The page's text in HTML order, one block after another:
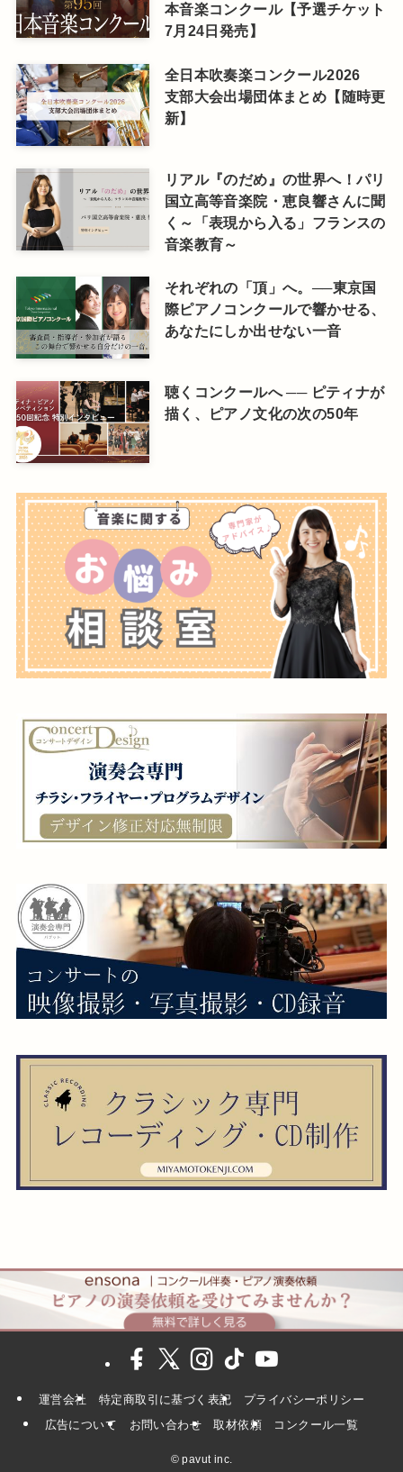
本音楽コンクール【予選チケット
7月24日発売】
全日本吹奏楽コンクール2026
支部大会出場団体まとめ【随時更
新】
リアル『のだめ』の世界へ！パリ
国立高等音楽院・恵良響さんに聞
く～「表現から入る」フランスの
音楽教育～
それぞれの「頂」へ。──東京国
際ピアノコンクールで響かせる、
あなたにしか出せない一音
聴くコンクールへ ── ピティナが
描く、ピアノ文化の次の50年
運営会社 特定商取引に基づく表記
プライバシーポリシー
広告について
お問い合わせ 取材依頼 コンクール一覧
©pavut inc.